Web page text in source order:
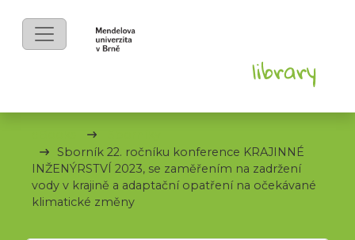
Sborník 22. ročníku konference KRAJINNÉ
INŽENÝRSTVÍ 2023, se zaměřením na zadržení
vody v krajině a adaptační opatření na očekávané
klimatické změny